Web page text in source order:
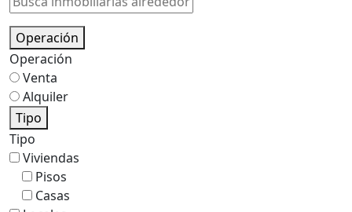
Operación
Operación
Venta
Alquiler
Tipo
Tipo
Viviendas
Pisos
Casas